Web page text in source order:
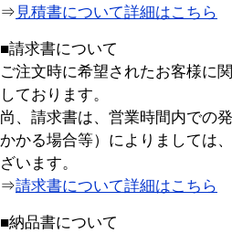
⇒ 見積書について詳細はこちら
■請求書について
ご注文時に希望されたお客様に
しております。
尚、請求書は、営業時間内での
かかる場合等）によりましては
ざいます。
⇒請求書について詳細はこちら
■納品書について